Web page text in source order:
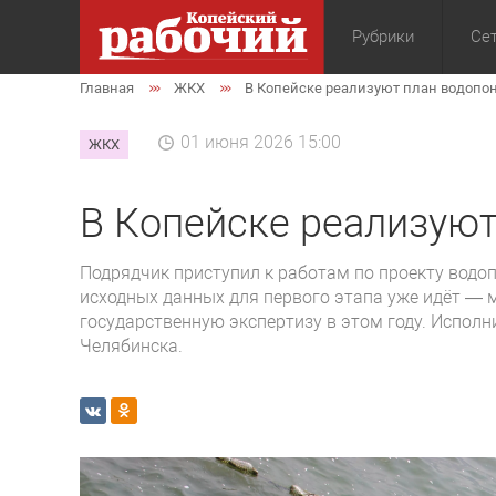
Рубрики
Общество
Главная ЖКХ В Копейске реализуют план
ЖКХ 01 июня 2026 15:00
В Копейске
Подрядчик приступил к работам по проекту
исходных данных для первого этапа уже идёт
государственную экспертизу в этом году.
Челябинска.